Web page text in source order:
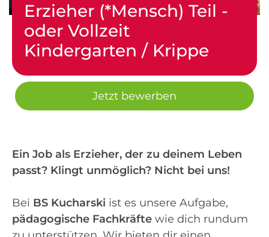
Erzieher (*Mensch) Teil -
oder Vollzeit
Kindergarten / Krippe
Jetzt bewerben
Ein Job als Erzieher, der zu deinem Leben
passt? Klingt unmöglich? Nicht bei uns!
Bei BS Kucharski ist es unsere Aufgabe,
pädagogische Fachkräfte wie dich rundum